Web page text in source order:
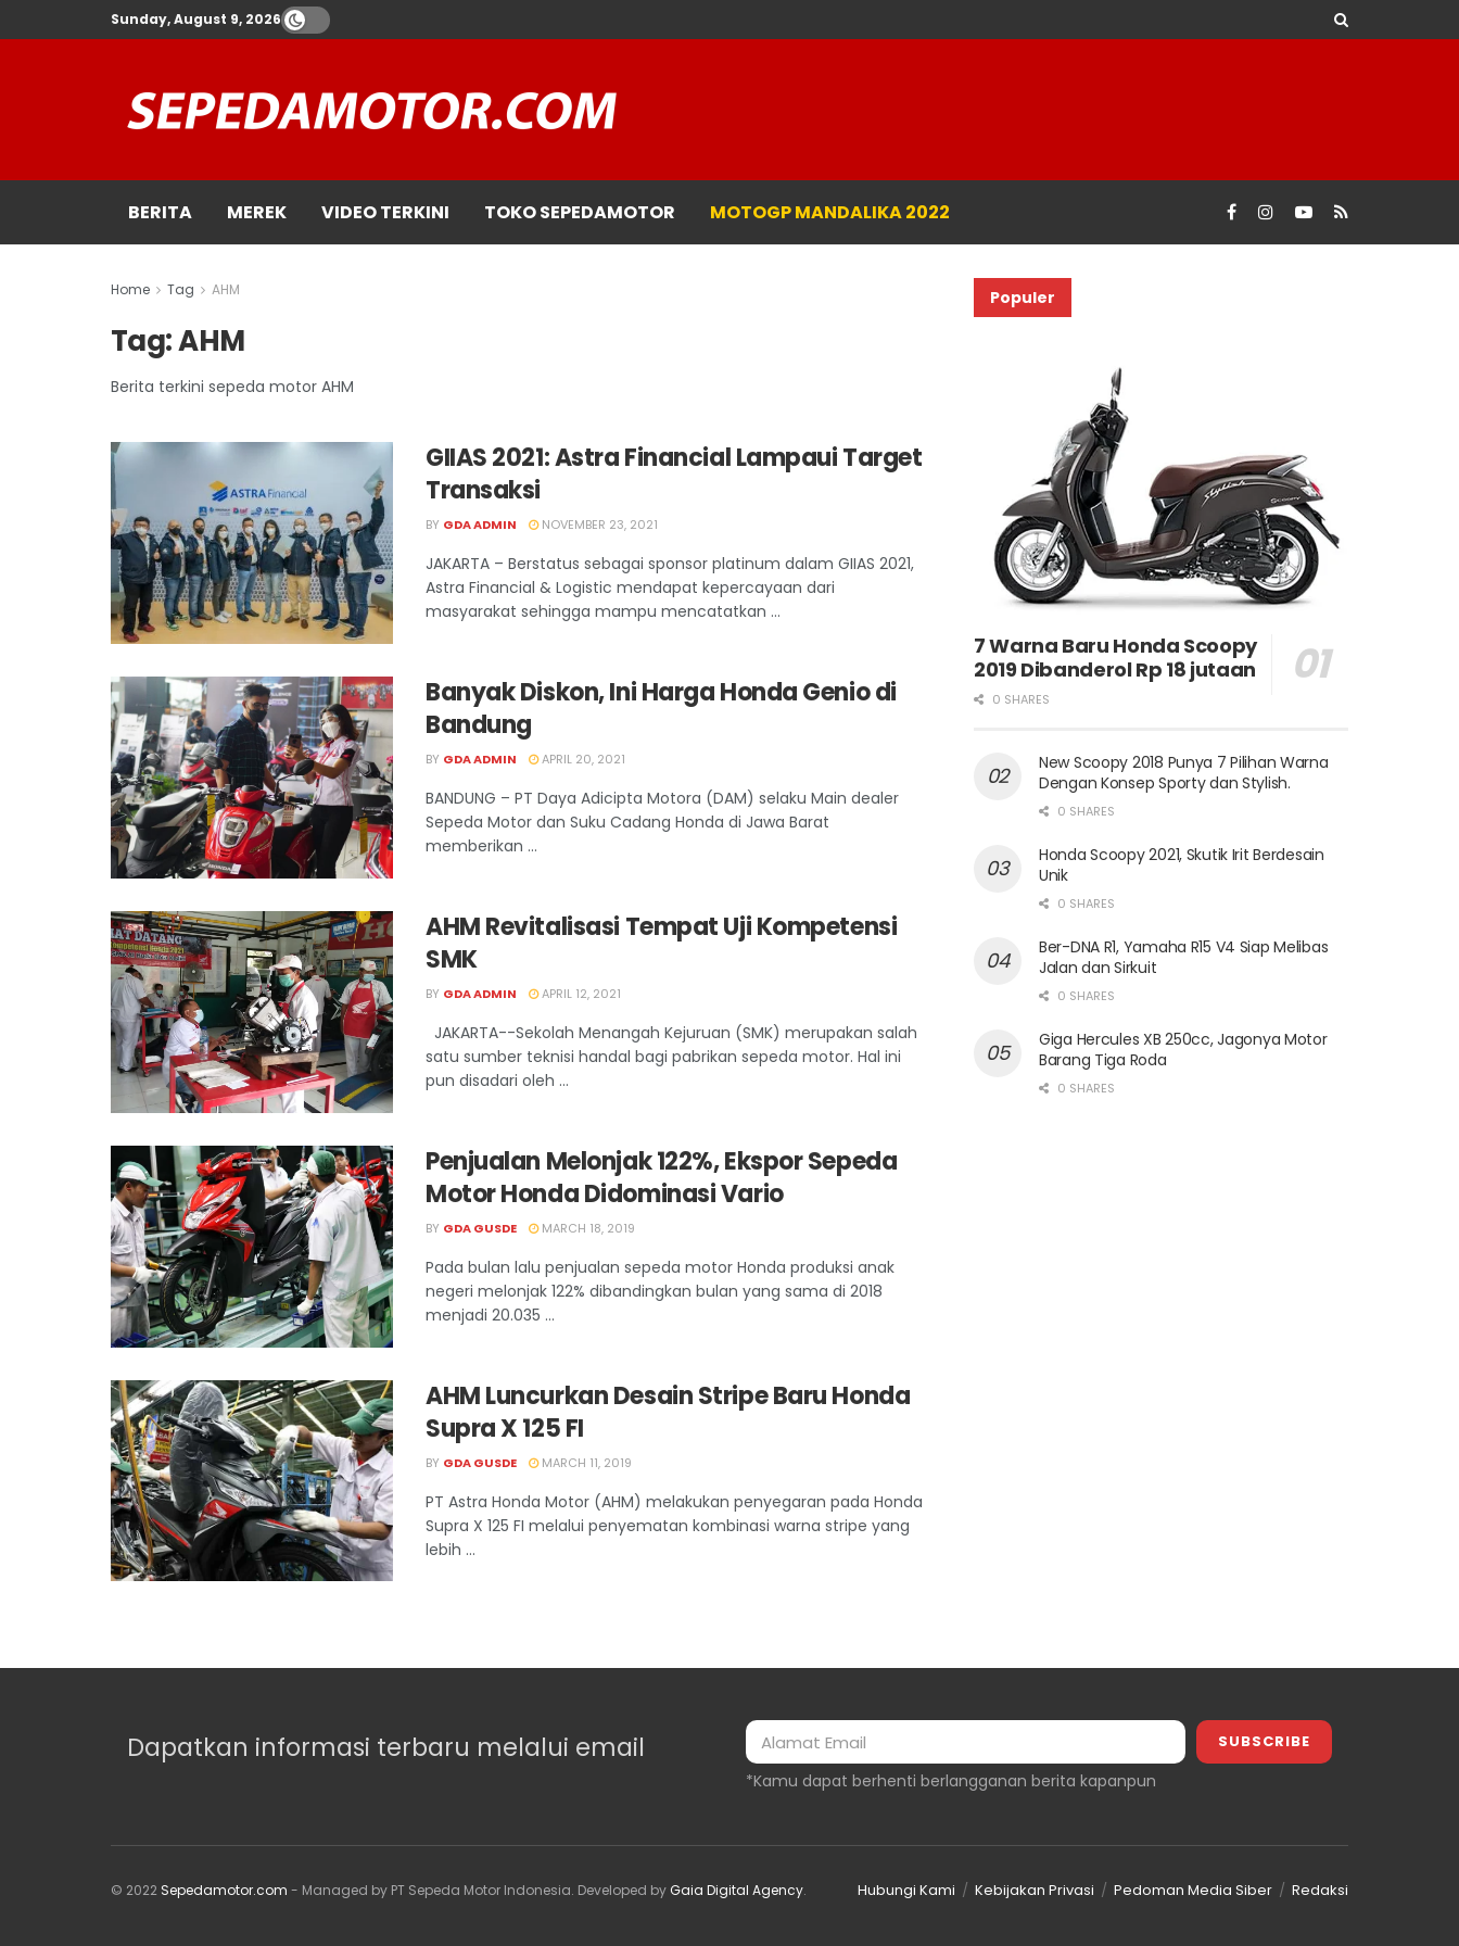
Sunday, August 9, 2026
BERITA MEREK VIDEO TERKINI TOKO SEPEDAMOTOR MOTOGP MANDALIKA 2022
Home Tag AHM
Tag:AHM
Berita terkini sepeda motor AHM
GIIAS 2021: Astra Financial Lampaui Target
Transaksi
BY GDA ADMIN NOVEMBER 23, 2021
JAKARTA – Berstatus sebagai sponsor platinum dalam GIIAS 2021,
Astra Financial & Logistic mendapat kepercayaan dari
masyarakat sehingga mampu mencatatkan ...
Banyak Diskon, Ini Harga Honda Genio di
Bandung
BY GDA ADMIN APRIL 20, 2021
BANDUNG – PT Daya Adicipta Motora (DAM) selaku Main dealer
Sepeda Motor dan Suku Cadang Honda di Jawa Barat
memberikan ...
AHM Revitalisasi Tempat Uji Kompetensi
SMK
BY GDA ADMIN APRIL 12, 2021
JAKARTA--Sekolah Menangah Kejuruan (SMK) merupakan salah
satu sumber teknisi handal bagi pabrikan sepeda motor. Hal ini
pun disadari oleh ...
Penjualan Melonjak 122%, Ekspor Sepeda
Motor Honda Didominasi Vario
BY GDA GUSDE MARCH 18, 2019
Pada bulan lalu penjualan sepeda motor Honda produksi anak
negeri melonjak 122% dibandingkan bulan yang sama di 2018
menjadi 20.035 ...
AHM Luncurkan Desain Stripe Baru Honda
Supra X 125 FI
BY GDA GUSDE MARCH 11, 2019
PT Astra Honda Motor (AHM) melakukan penyegaran pada Honda
Supra X 125 FI melalui penyematan kombinasi warna stripe yang
lebih ...
Populer
7 Warna Baru Honda Scoopy
2019 Dibanderol Rp 18 jutaan
0 SHARES
New Scoopy 2018 Punya 7 Pilihan Warna
Dengan Konsep Sporty dan Stylish.
0 SHARES
Honda Scoopy 2021, Skutik Irit Berdesain
Unik
0 SHARES
Ber-DNA R1, Yamaha R15 V4 Siap Melibas
Jalan dan Sirkuit
0 SHARES
Giga Hercules XB 250cc, Jagonya Motor
Barang Tiga Roda
0 SHARES
Dapatkan informasi terbaru melalui email
*Kamu dapat berhenti berlangganan berita kapanpun
Hubungi Kami Kebijakan Privasi Pedoman Media Siber Redaksi
© 2022 Sepedamotor.com - Managed by PT Sepeda Motor Indonesia. Developed by Gaia Digital Agency.